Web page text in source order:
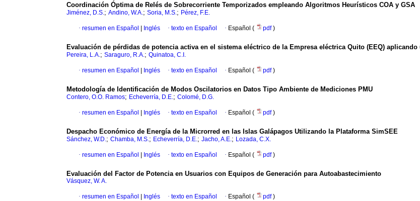
Coordinación Óptima de Relés de Sobrecorriente Temporizados empleando Algoritmos Heurísticos COA y GSA
Jiménez, D.S.; Andino, W.A.; Soria, M.S.; Pérez, F.E.
· resumen en Español Inglés · texto en Español · Español ( pdf)
Evaluación de pérdidas de potencia activa en el sistema eléctrico de la Empresa eléctrica Quito (EEQ)
Pereira, L.A.; Saraguro, R.A.; Quinatoa, C.I.
· resumen en Español Inglés · texto en Español · Español ( pdf)
Metodología de Identificación de Modos Oscilatorios en Datos Tipo Ambiente de Mediciones PMU
Contero, O.O. Ramos; Echeverría, D.E.; Colomé, D.G.
· resumen en Español Inglés · texto en Español · Español ( pdf)
Despacho Económico de Energía de la Microrred en las Islas Galápagos Utilizando la Plataforma SimSEE
Sánchez, W.D.; Chamba, M.S.; Echeverría, D.E.; Jacho, A.E.; Lozada, C.X.
· resumen en Español Inglés · texto en Español · Español ( pdf)
Evaluación del Factor de Potencia en Usuarios con Equipos de Generación para Autoabastecimiento
Vásquez, W. A.
· resumen en Español Inglés · texto en Español · Español ( pdf)